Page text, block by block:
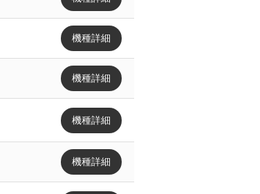
機種詳細
機種詳細
機種詳細
機種詳細